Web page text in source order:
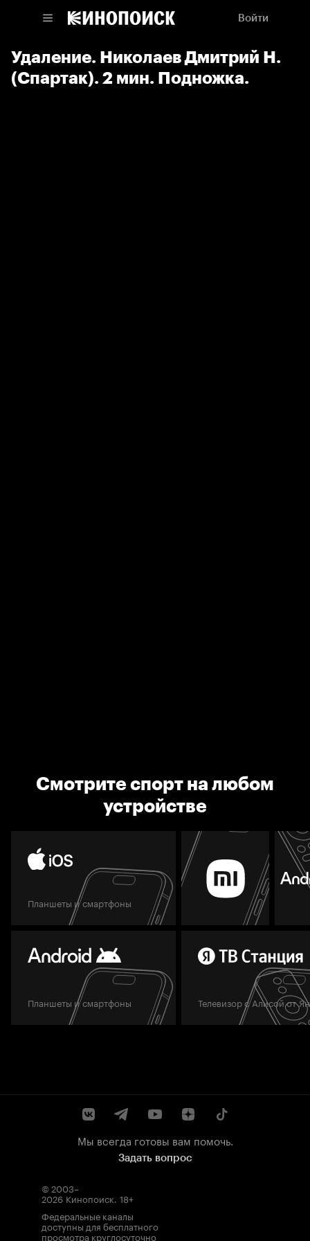
Войти
Удаление. Николаев Дмитрий Н.
(Спартак). 2 мин. Подножка.
Смотрите спорт на любом
устройстве
Планшеты и смартфоны
Планшеты и смартфоны Телевизор с Алисой от
Мы всегда готовы вам помочь.
Задать вопрос
© 2003–
2026 Кинопоиск. 18+
Федеральные каналы
доступны для бесплатного
просмотра круглосуточно